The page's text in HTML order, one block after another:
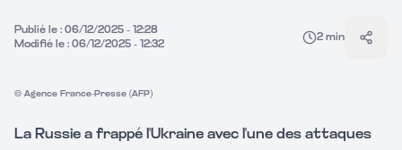
Publié le : 06/12/2025 - 12:28
Modifié le : 06/12/2025 - 12:32
2 min
© Agence France-Presse (AFP)
La Russie a frappé l'Ukraine avec l'une des attaques